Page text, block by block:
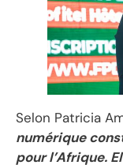
Selon Patricia
numérique
pour l’Afrique.